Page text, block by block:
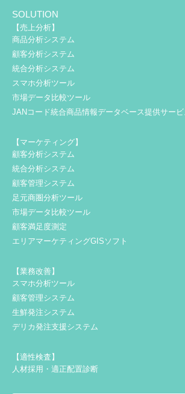
SOLUTION
【売上分析】
商品分析システム
顧客分析システム
統合分析システム
スマホ分析ツール
市場データ比較ツール
JANコード統合商品情報データベース提供サービ
【マーケティング】
顧客分析システム
統合分析システム
顧客管理システム
足元商圏分析ツール
市場データ比較ツール
顧客満足度測定
エリアマーケティングGISソフト
【業務改善】
スマホ分析ツール
顧客管理システム
生鮮発注システム
デリカ発注支援システム
【適性検査】
人材採用・適正配置診断